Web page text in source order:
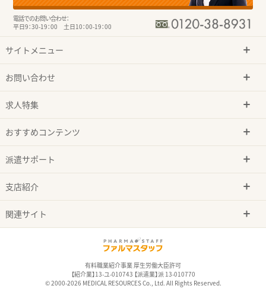
電話でのお問い合わせ：
平日9：30-19：00 土日10：00-19：00
サイトメニュー
お問い合わせ
求人特集
おすすめコンテンツ
派遣サポート
支店紹介
関連サイト
有料職業紹介事業 厚生労働大臣許可
【紹介業】13-ユ-010743 【派遣業】派 13-010770
© 2000-2026 MEDICAL RESOURCES Co., Ltd. All Rights Reserved.